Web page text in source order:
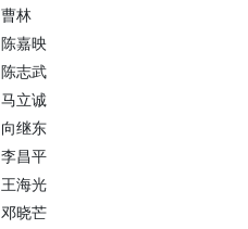
曹林
陈嘉映
陈志武
马立诚
向继东
李昌平
王海光
邓晓芒